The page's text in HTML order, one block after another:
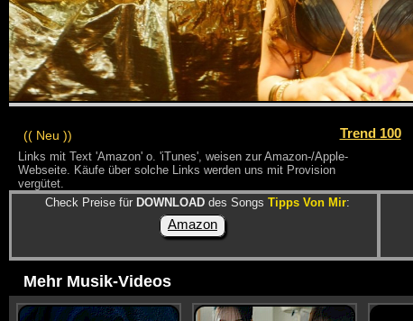
(( Neu )) Trend 100
Links mit Text 'Amazon' o. 'iTunes', weisen zur Amazon-/Apple-
Webseite. Käufe über solche Links werden uns mit Provision
vergütet.
Check Preise für DOWNLOAD des SongsTipps Von Mir:
Amazon
Mehr Musik-Videos